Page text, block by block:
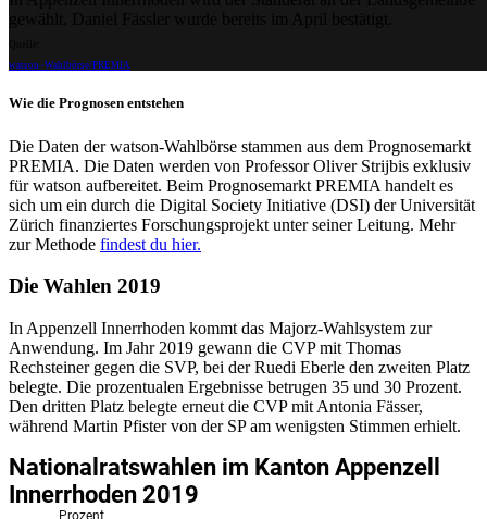
watson–Wahlbörse/PREMIA
Wie die Prognosen entstehen
Die Daten der watson-Wahlbörse stammen aus dem Prognosemarkt
PREMIA. Die Daten werden von Professor Oliver Strijbis exklusiv
für watson aufbereitet. Beim Prognosemarkt PREMIA handelt es
sich um ein durch die Digital Society Initiative (DSI) der Universität
Zürich finanziertes Forschungsprojekt unter seiner Leitung. Mehr
zur Methode findest du hier.
Die Wahlen 2019
In Appenzell Innerrhoden kommt das Majorz-Wahlsystem zur
Anwendung. Im Jahr 2019 gewann die CVP mit Thomas
Rechsteiner gegen die SVP, bei der Ruedi Eberle den zweiten Platz
belegte. Die prozentualen Ergebnisse betrugen 35 und 30 Prozent.
Den dritten Platz belegte erneut die CVP mit Antonia Fässer,
während Martin Pfister von der SP am wenigsten Stimmen erhielt.